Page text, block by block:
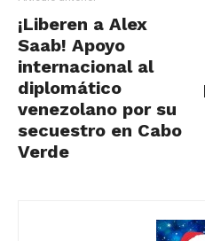
¡Liberen a Alex
Saab! Apoyo
internacional al
diplomático
venezolano por su
secuestro en Cabo
Verde